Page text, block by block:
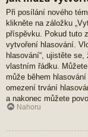
Při posílání nového
klikněte na záložku
příspěvku. Pokud tuto
vytvoření hlasování.
hlasování“, ujistěte
vlastním řádku.
může během
omezení trvání
a nakonec můžete
Nahoru